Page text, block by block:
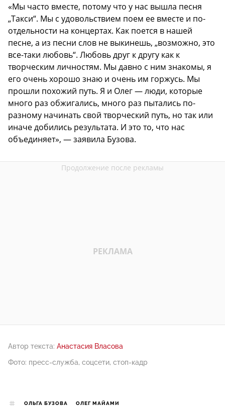
«Мы часто вместе, потому что у нас вышла песня
„Такси“. Мы с удовольствием поем ее вместе и по-
отдельности на концертах. Как поется в нашей
песне, а из песни слов не выкинешь, „возможно, это
все-таки любовь“. Любовь друг к другу как к
творческим личностям. Мы давно с ним знакомы, я
его очень хорошо знаю и очень им горжусь. Мы
прошли похожий путь. Я и Олег — люди, которые
много раз обжигались, много раз пытались по-
разному начинать свой творческий путь, но так или
иначе добились результата. И это то, что нас
объединяет», — заявила Бузова.
Автор текста: Анастасия Власова
Фото: пресс-служба, соцсети, стоп-кадр
ОЛЬГА БУЗОВА ОЛЕГ МАЙАМИ